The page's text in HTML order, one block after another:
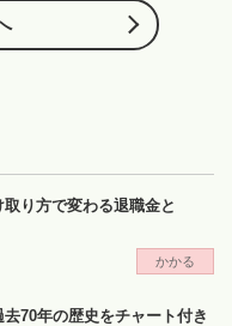
り方で変わる退職金と
かかる
70年の歴史をチャート付き